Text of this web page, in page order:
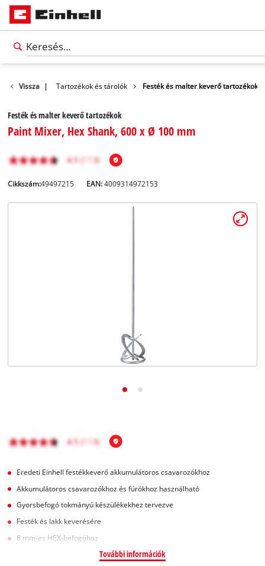
Vissza |
Tartozékok Tartozékok és tárolók Festék és malter keverő tartozékok
Festék és malter keverő tartozékok
Paint Mixer, Hex Shank, 600 x Ø 100 mm
Cikkszám:49497215 EAN:4009314972153
Eredeti Einhell festékkeverő akkumulátoros csavarozókhoz
Akkumulátoros csavarozókhoz és fúrókhoz használható
Gyorsbefogó tokmányú készülékekhez tervezve
Festék és lakk keverésére
8 mm-es HEX-befogóhoz
További információk